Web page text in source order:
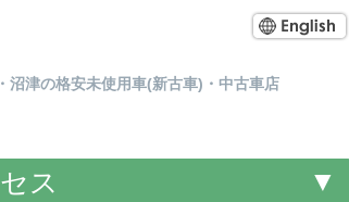
沼津の格安未使用車(新古車)・中古車店
ス ▼